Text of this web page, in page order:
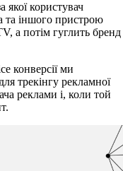
якої користувач
та іншого пристрою
а потім гуглить бренд
конверсії ми
трекінгу рекламної
реклами і, коли той